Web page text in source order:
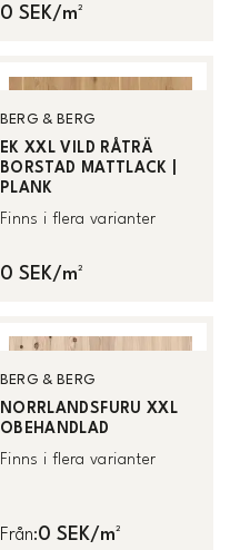
0 SEK/m²
BERG & BERG
EK XXL VILD RÅTRÄ
BORSTAD MATTLACK |
PLANK
Finns i flera varianter
0 SEK/m²
BERG & BERG
NORRLANDSFURU XXL
OBEHANDLAD
Finns i flera varianter
Från:0 SEK/m²